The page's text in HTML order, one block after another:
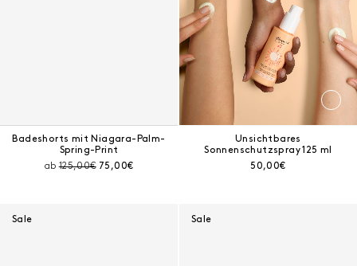
Badeshorts mit Niagara-Palm-
Spring-Print
abPreis vor Rabatt:
125,00€ Aktueller Preis:
75,00€
Unsichtbares
Sonnenschutzspray 125 ml
Aktueller Preis:
50,00€
Sale Sale